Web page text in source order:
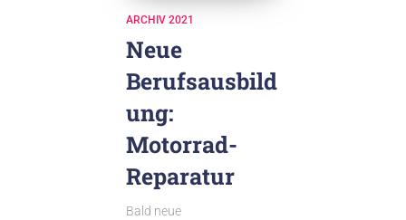
ARCHIV 2021
Neue
Berufsausbild
ung:
Motorrad-
Reparatur
Bald neue